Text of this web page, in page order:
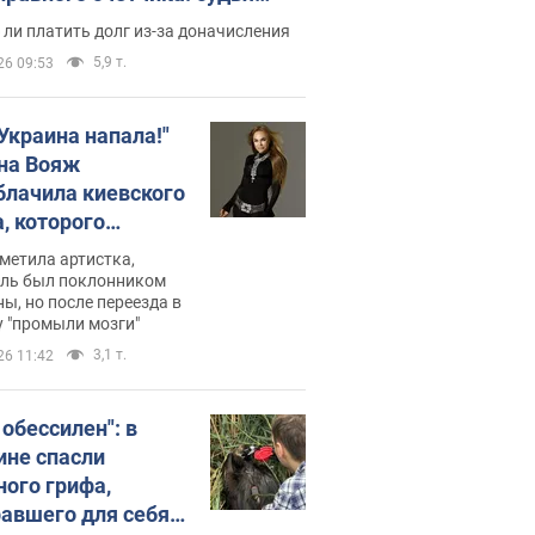
неожиданное решение
платить долг из-за доначисления
09:53 5,9 т.
напала!"
Вояж
киевского
которого
он
не знал,
хочет
украинцев
артистка,
был поклонником
но после переезда в
"промыли мозги"
11:42 3,1 т.
в
спасли
грифа,
для себя